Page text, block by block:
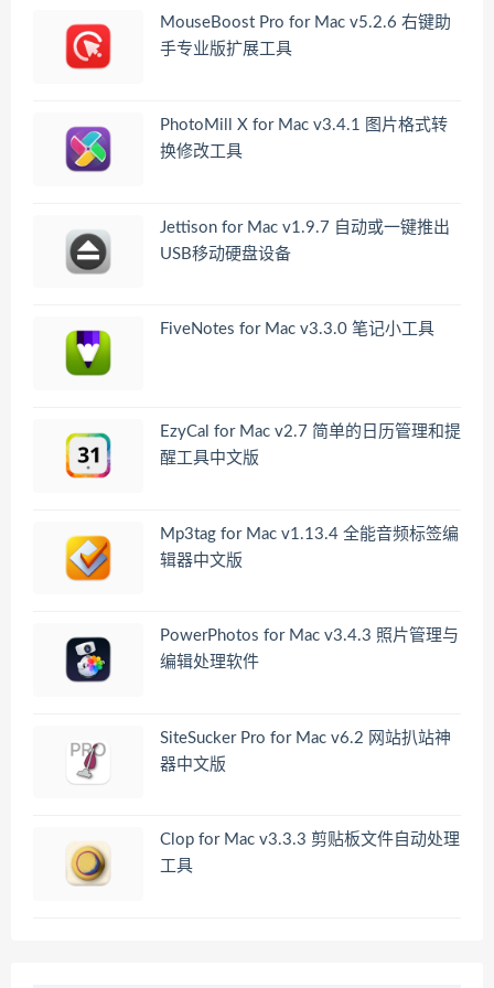
MouseBoost Pro for Mac v5.2.6 右键助
手专业版扩展工具
PhotoMill X for Mac v3.4.1 图片格式转
换修改工具
Jettison for Mac v1.9.7 自动或一键推出
USB移动硬盘设备
FiveNotes for Mac v3.3.0 笔记小工具
EzyCal for Mac v2.7 简单的日历管理和提
醒工具中文版
Mp3tag for Mac v1.13.4 全能音频标签编
辑器中文版
PowerPhotos for Mac v3.4.3 照片管理与
编辑处理软件
SiteSucker Pro for Mac v6.2 网站扒站神
器中文版
Clop for Mac v3.3.3 剪贴板文件自动处理
工具